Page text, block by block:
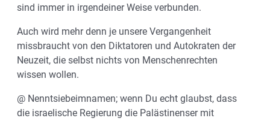
sind immer in irgendeiner Weise verbunden.
Auch wird mehr denn je unsere Vergangenheit
missbraucht von den Diktatoren und Autokraten der
Neuzeit, die selbst nichts von Menschenrechten
wissen wollen.
@ Nenntsiebeimnamen; wenn Du echt glaubst, dass
die israelische Regierung die Palästinenser mit